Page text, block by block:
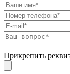
Прикрепить